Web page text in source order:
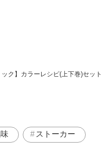
ック】カラーレシピ(上下巻)セット
ストーカー